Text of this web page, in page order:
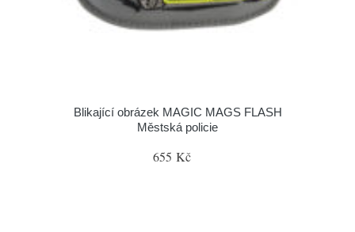
Blikající obrázek MAGIC MAGS FLASH
Městská policie
655 Kč